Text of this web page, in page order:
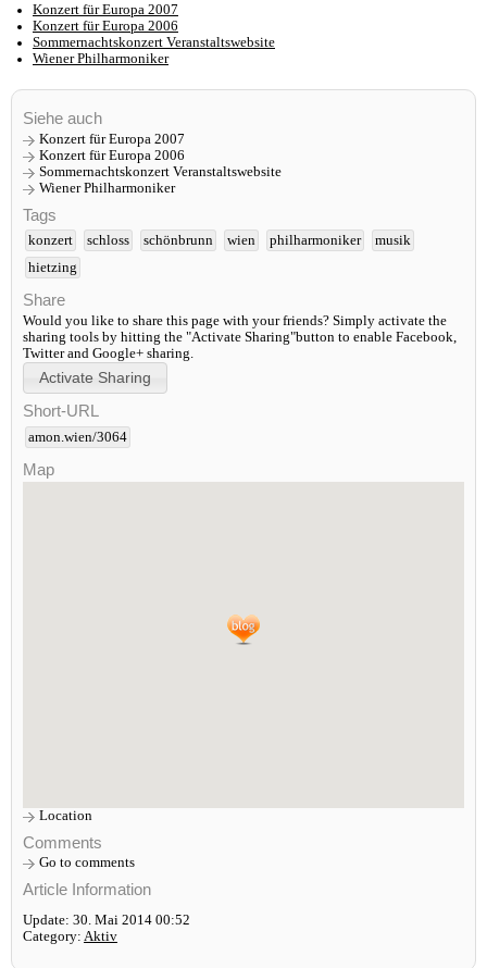
Konzert für Europa 2007
Konzert für Europa 2006
Sommernachtskonzert Veranstaltswebsite
Wiener Philharmoniker
Siehe auch
Konzert für Europa 2007
Konzert für Europa 2006
Sommernachtskonzert Veranstaltswebsite
Wiener Philharmoniker
Tags
konzert schloss schönbrunn wien philharmoniker
musik
hietzing
Share
Would you like to share this page with your friends? Simply activate the
sharing tools by hitting the "Activate Sharing"button to enable Facebook,
Twitter and Google+ sharing.
Short-URL
amon.wien/3064
Map
Location
Comments
Go to comments
Article Information
Update: 30. Mai 2014 00:52
Category: Aktiv